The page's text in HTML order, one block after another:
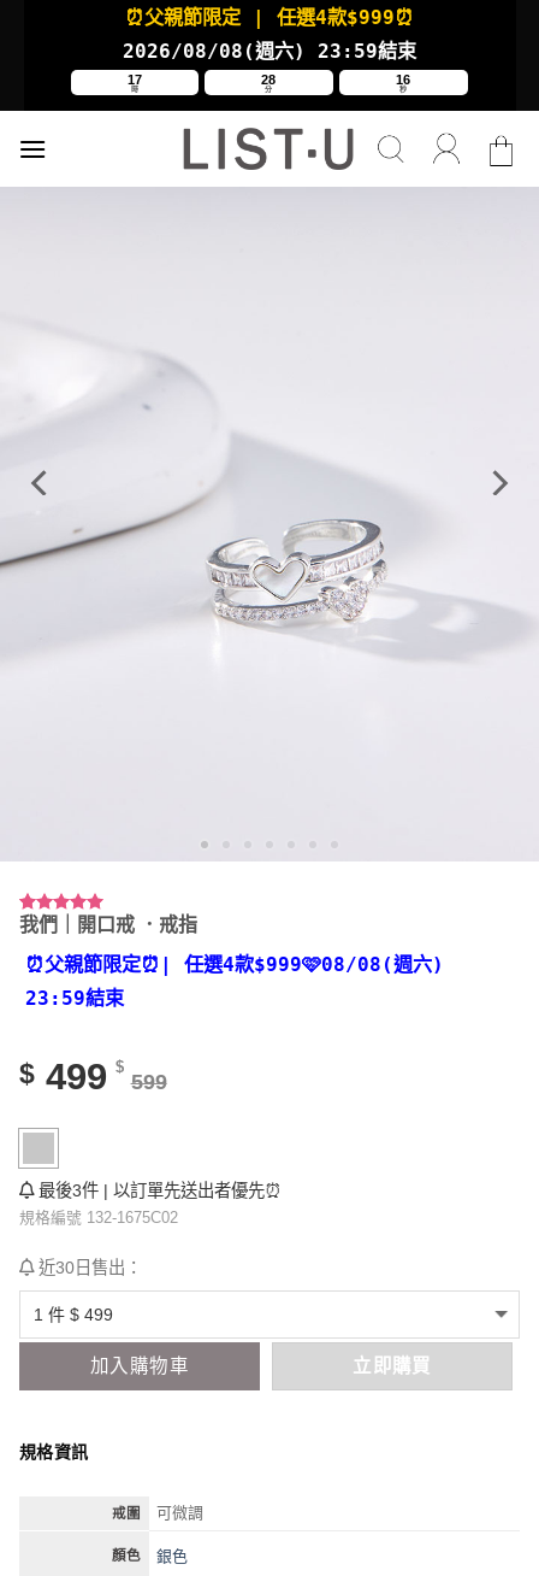
⏰父親節限定 | 任選4款$999⏰
2026/08/08(週六) 23:59結束
17
時
28
分
15
秒
評分
5.00
5
位顧客進行
評分
我們｜開口戒 ．戒指
⏰父親節限定⏰ | 任選4款$999🩷08/08(週六)
23:59結束
$ 499 $
599
最後3件 | 以訂單先送出者優先⏰
規格編號 132-1675C02
近30日售出：
加入購物車 立即購買
規格資訊
戒圍 可微調
顏色 銀色